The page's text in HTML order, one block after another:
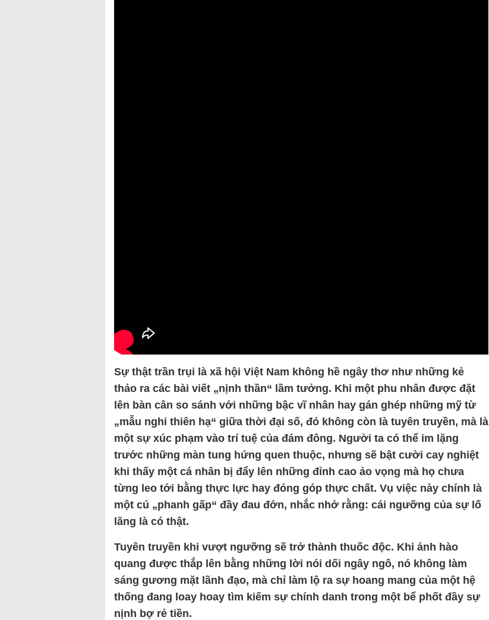
Sự thật trần trụi là xã hội Việt Nam không hề ngây thơ như những kẻ
thảo ra các bài viết „nịnh thần“ lầm tưởng. Khi một phu nhân được đặt
lên bàn cân so sánh với những bậc vĩ nhân hay gán ghép những mỹ từ
„mẫu nghi thiên hạ“ giữa thời đại số, đó không còn là tuyên truyền, mà là
một sự xúc phạm vào trí tuệ của đám đông. Người ta có thể im lặng
trước những màn tung hứng quen thuộc, nhưng sẽ bật cười cay nghiệt
khi thấy một cá nhân bị đẩy lên những đỉnh cao ảo vọng mà họ chưa
từng leo tới bằng thực lực hay đóng góp thực chất. Vụ việc này chính là
một cú „phanh gấp“ đầy đau đớn, nhắc nhở rằng: cái ngưỡng của sự lố
lăng là có thật.
Tuyên truyền khi vượt ngưỡng sẽ trở thành thuốc độc. Khi ánh hào
quang được thắp lên bằng những lời nói dối ngây ngô, nó không làm
sáng gương mặt lãnh đạo, mà chỉ làm lộ ra sự hoang mang của một hệ
thống đang loay hoay tìm kiếm sự chính danh trong một bể phốt đầy sự
nịnh bợ rẻ tiền.